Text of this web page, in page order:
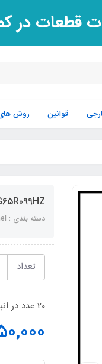
قطعات در
قوانین روش
دسته بندی : Mosfet N-channel
تعداد
20 عدد در انبار موجود است